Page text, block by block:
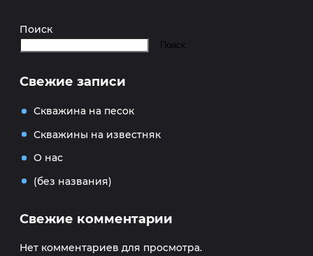
Поиск
Поиск
Свежие записи
Скважина на песок
Скважины на известняк
О нас
(без названия)
Свежие комментарии
Нет комментариев для просмотра.